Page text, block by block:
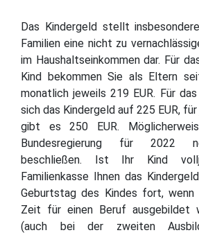
Das Kindergeld stellt
Familien eine nicht zu
im Haushaltseinkommen dar. Für
Kind bekommen Sie als Eltern
monatlich jeweils 219 EUR. Für
sich das Kindergeld auf 225 EUR,
gibt es 250 EUR.
Bundesregierung für 2022
beschließen. Ist Ihr Kind
Familienkasse Ihnen das
Geburtstag des Kindes fort, wenn
Zeit für einen Beruf ausgebildet
(auch bei der zweiten